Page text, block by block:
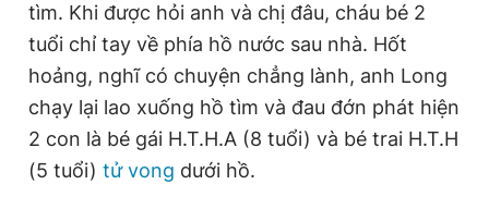
tìm. Khi được hỏi anh và chị đâu, cháu bé 2
tuổi chỉ tay về phía hồ nước sau nhà. Hốt
hoảng, nghĩ có chuyện chẳng lành, anh Long
chạy lại lao xuống hồ tìm và đau đớn phát hiện
2 con là bé gái H.T.H.A (8 tuổi) và bé trai H.T.H
(5 tuổi) tử vong dưới hồ.